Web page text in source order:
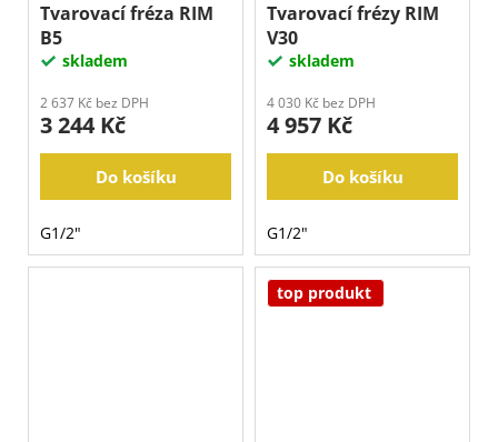
Tvarovací fréza RIM
B5
skladem
2 637 Kč bez DPH
3 244 Kč
Do košíku
G1/2"
Tvarovací frézy RIM
V30
skladem
4 030 Kč bez DPH
4 957 Kč
Do košíku
G1/2"
top produkt